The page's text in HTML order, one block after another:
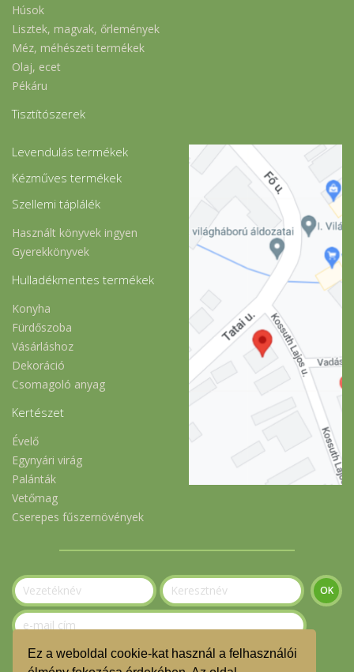
Ez a weboldal cookie-kat használ a felhasználói
Húsok
Lisztek, magvak, őrlemények
Méz, méhészeti termékek
Olaj, ecet
Pékáru
Tisztítószerek
Levendulás termékek
Kézműves termékek
Szellemi táplálék
Használt könyvek ingyen
Gyerekkönyvek
Hulladékmentes termékek
Konyha
Fürdőszoba
Vásárláshoz
Dekoráció
Csomagoló anyag
Kertészet
Évelő
Egynyári virág
Palánták
Vetőmag
Cserepes fűszernövények
Szeretnék feliratkozni a hírlevélre.